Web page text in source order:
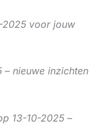
2025 voor jouw
nieuwe inzichten
13-10-2025 –